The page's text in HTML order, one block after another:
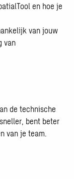
en hoe je
van jouw
van
de technische
bent beter
van je team.